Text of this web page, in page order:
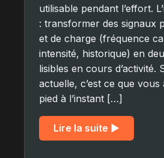
utilisable pendant l’effort.
: transformer des signaux
et de charge (fréquence
intensité, historique) en
lisibles en cours d’activité.
actuelle, c’est ce que vous
pied à l’instant […]
Lire la suite ▶︎